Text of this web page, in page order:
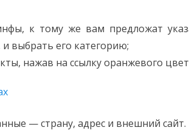
к тому же вам предложат
выбрать его категорию;
нажав на ссылку оранжевого
— страну, адрес и внешний сайт.